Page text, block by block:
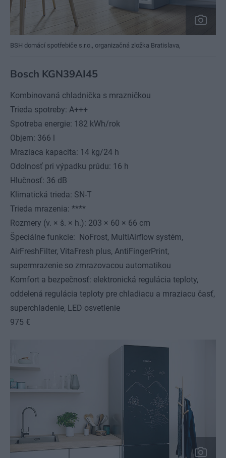
BSH domácí spotřebiče s.r.o., organizačná zložka Bratislava,
Bosch KGN39AI45
Kombinovaná chladnička s mrazničkou
Trieda spotreby: A+++
Spotreba energie: 182 kWh/rok
Objem: 366 l
Mraziaca kapacita: 14 kg/24 h
Odolnosť pri výpadku prúdu: 16 h
Hlučnosť: 36 dB
Klimatická trieda: SN-T
Trieda mrazenia: ****
Rozmery (v. × š. × h.): 203 × 60 × 66 cm
Špeciálne funkcie: NoFrost, MultiAirflow systém,
AirFreshFilter, VitaFresh plus, AntiFingerPrint,
supermrazenie so zmrazovacou automatikou
Komfort a bezpečnosť: elektronická regulácia teploty,
oddelená regulácia teploty pre chladiacu a mraziacu časť,
superchladenie, LED osvetlenie
975 €